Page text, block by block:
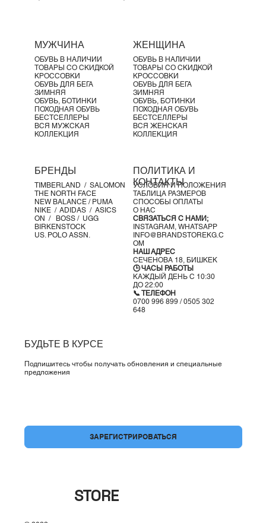
МУЖЧИНА
ОБУВЬ В НАЛИЧИИ
ТОВАРЫ СО СКИДКОЙ
КРОССОВКИ
ОБУВЬ ДЛЯ БЕГА
ЗИМНЯЯ
ОБУВЬ, БОТИНКИ
ПОХОДНАЯ ОБУВЬ
БЕСТСЕЛЛЕРЫ
ВСЯ МУЖСКАЯ
КОЛЛЕКЦИЯ
ЖЕНЩИНА
ОБУВЬ В НАЛИЧИИ
ТОВАРЫ СО СКИДКОЙ
КРОССОВКИ
ОБУВЬ ДЛЯ БЕГА
ЗИМНЯЯ
ОБУВЬ, БОТИНКИ
ПОХОДНАЯ ОБУВЬ
БЕСТСЕЛЛЕРЫ
ВСЯ ЖЕНСКАЯ
КОЛЛЕКЦИЯ
БРЕНДЫ
TIMBERLAND / SALOMON
THE NORTH FACE
NEW BALANCE / PUMA
NIKE / ADIDAS / ASICS
ON / BOSS / UGG
BIRKENSTOCK
US. POLO ASSN.
ПОЛИТИКА И
КОНТАКТЫ
УСЛОВИЯ И ПОЛОЖЕНИЯ
ТАБЛИЦА РАЗМЕРОВ
СПОСОБЫ ОПЛАТЫ
О НАС
СВЯЗАТЬСЯ С НАМИ;
INSTAGRAM, WHATSAPP
INFO@BRANDSTOREKG.C
OM
НАШ АДРЕС
СЕЧЕНОВА 18, БИШКЕК
🕒 ЧАСЫ РАБОТЫ
КАЖДЫЙ ДЕНЬ С 10:30
ДО 22:00
📞 ТЕЛЕФОН
0700 996 899 / 0505 302
648
БУДЬТЕ В КУРСЕ
Подпишитесь чтобы получать обновления и специальные
предложения
ЗАРЕГИСТРИРОВАТЬСЯ
STORE